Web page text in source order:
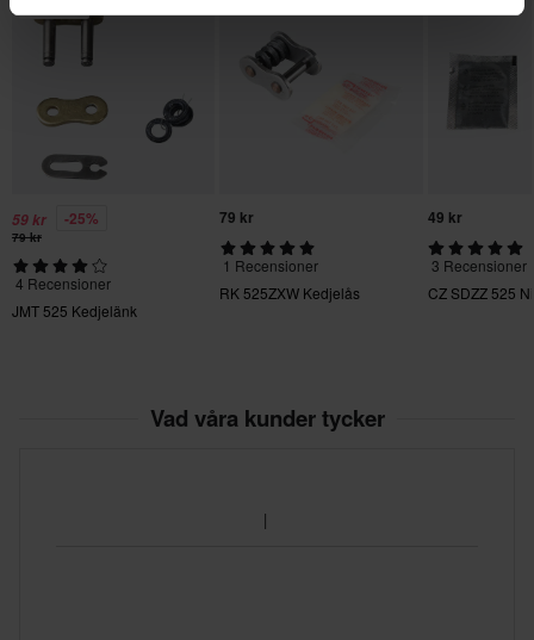
59 kr -25%
79 kr
4 Recensioner
JMT 525 Kedjelänk
79 kr
1 Recensioner
RK 525ZXW Kedjelås
49 kr
3 Recensioner
CZ SDZZ 525
Vad våra kunder tycker